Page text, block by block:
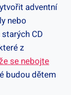
adventní
nebo
CD
z
se nebojte
budou dětem